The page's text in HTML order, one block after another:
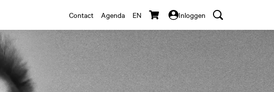
Contact Agenda EN Inloggen